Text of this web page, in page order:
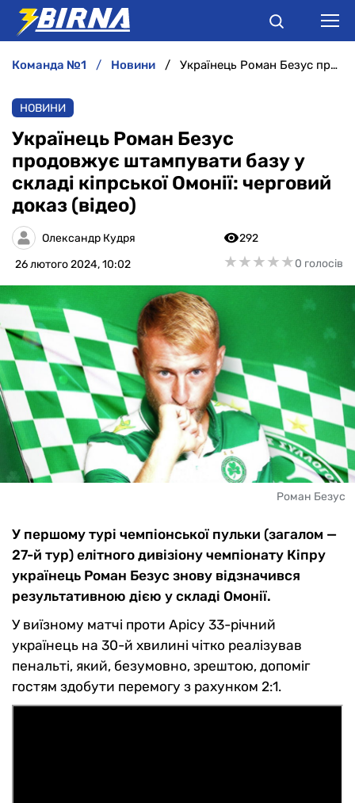
АНАЛІТИКА
ІНТЕРВ'Ю
РІЗНЕ
БУКМЕКЕРИ
команда №1 новини Українець Роман Безус продовжує штампувати базу у складі кіпрської Омонії: черговий доказ (відео)
НОВИНИ
Українець Роман Безус
продовжує штампувати базу у
складі кіпрської Омонії: черговий
доказ (відео)
Олександр Кудря
26 лютого 2024, 10:02
292
★★★★★
★★★★★0 голосів
Роман Безус
У першому турі чемпіонської пульки (загалом —
27-й тур) елітного дивізіону чемпіонату Кіпру
українець Роман Безус знову відзначився
результативною дією у складі Омонії.
У виїзному матчі проти Арісу 33-річний
українець на 30-й хвилині чітко реалізував
пенальті, який, безумовно, зрештою, допоміг
гостям здобути перемогу з рахунком 2:1.